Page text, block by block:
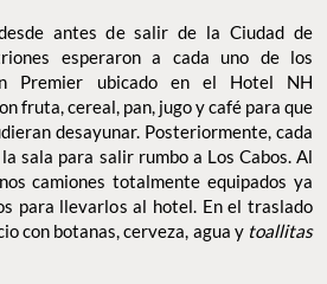
antes de salir de la Ciudad de
esperaron a cada uno de los
Premier ubicado en el Hotel NH
fruta, cereal, pan, jugo y café para que
desayunar. Posteriormente, cada
sala para salir rumbo a Los Cabos. Al
camiones totalmente equipados ya
para llevarlos al hotel. En el traslado
con botanas, cerveza, agua y toallitas